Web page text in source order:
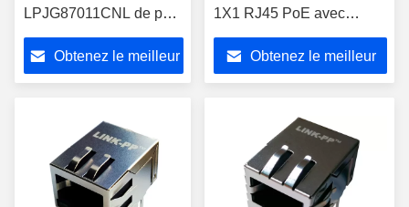
LPJG87011CNL de port
de pile du connecteur
2x8 de J0B-0388NL
Rj45 POE
Obtenez le meilleur
1X1 RJ45 PoE avec
l'entrée latérale protégée,
XMP-XARJ-1032NL
Obtenez le meilleur